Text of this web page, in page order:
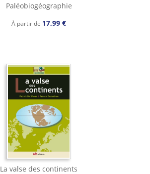
Paléobiogéographie
À partir de 17,99 €
La valse des continents